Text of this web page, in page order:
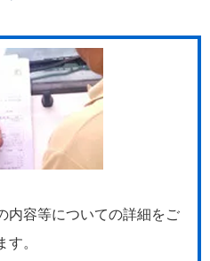
内容等についての詳細をご
。